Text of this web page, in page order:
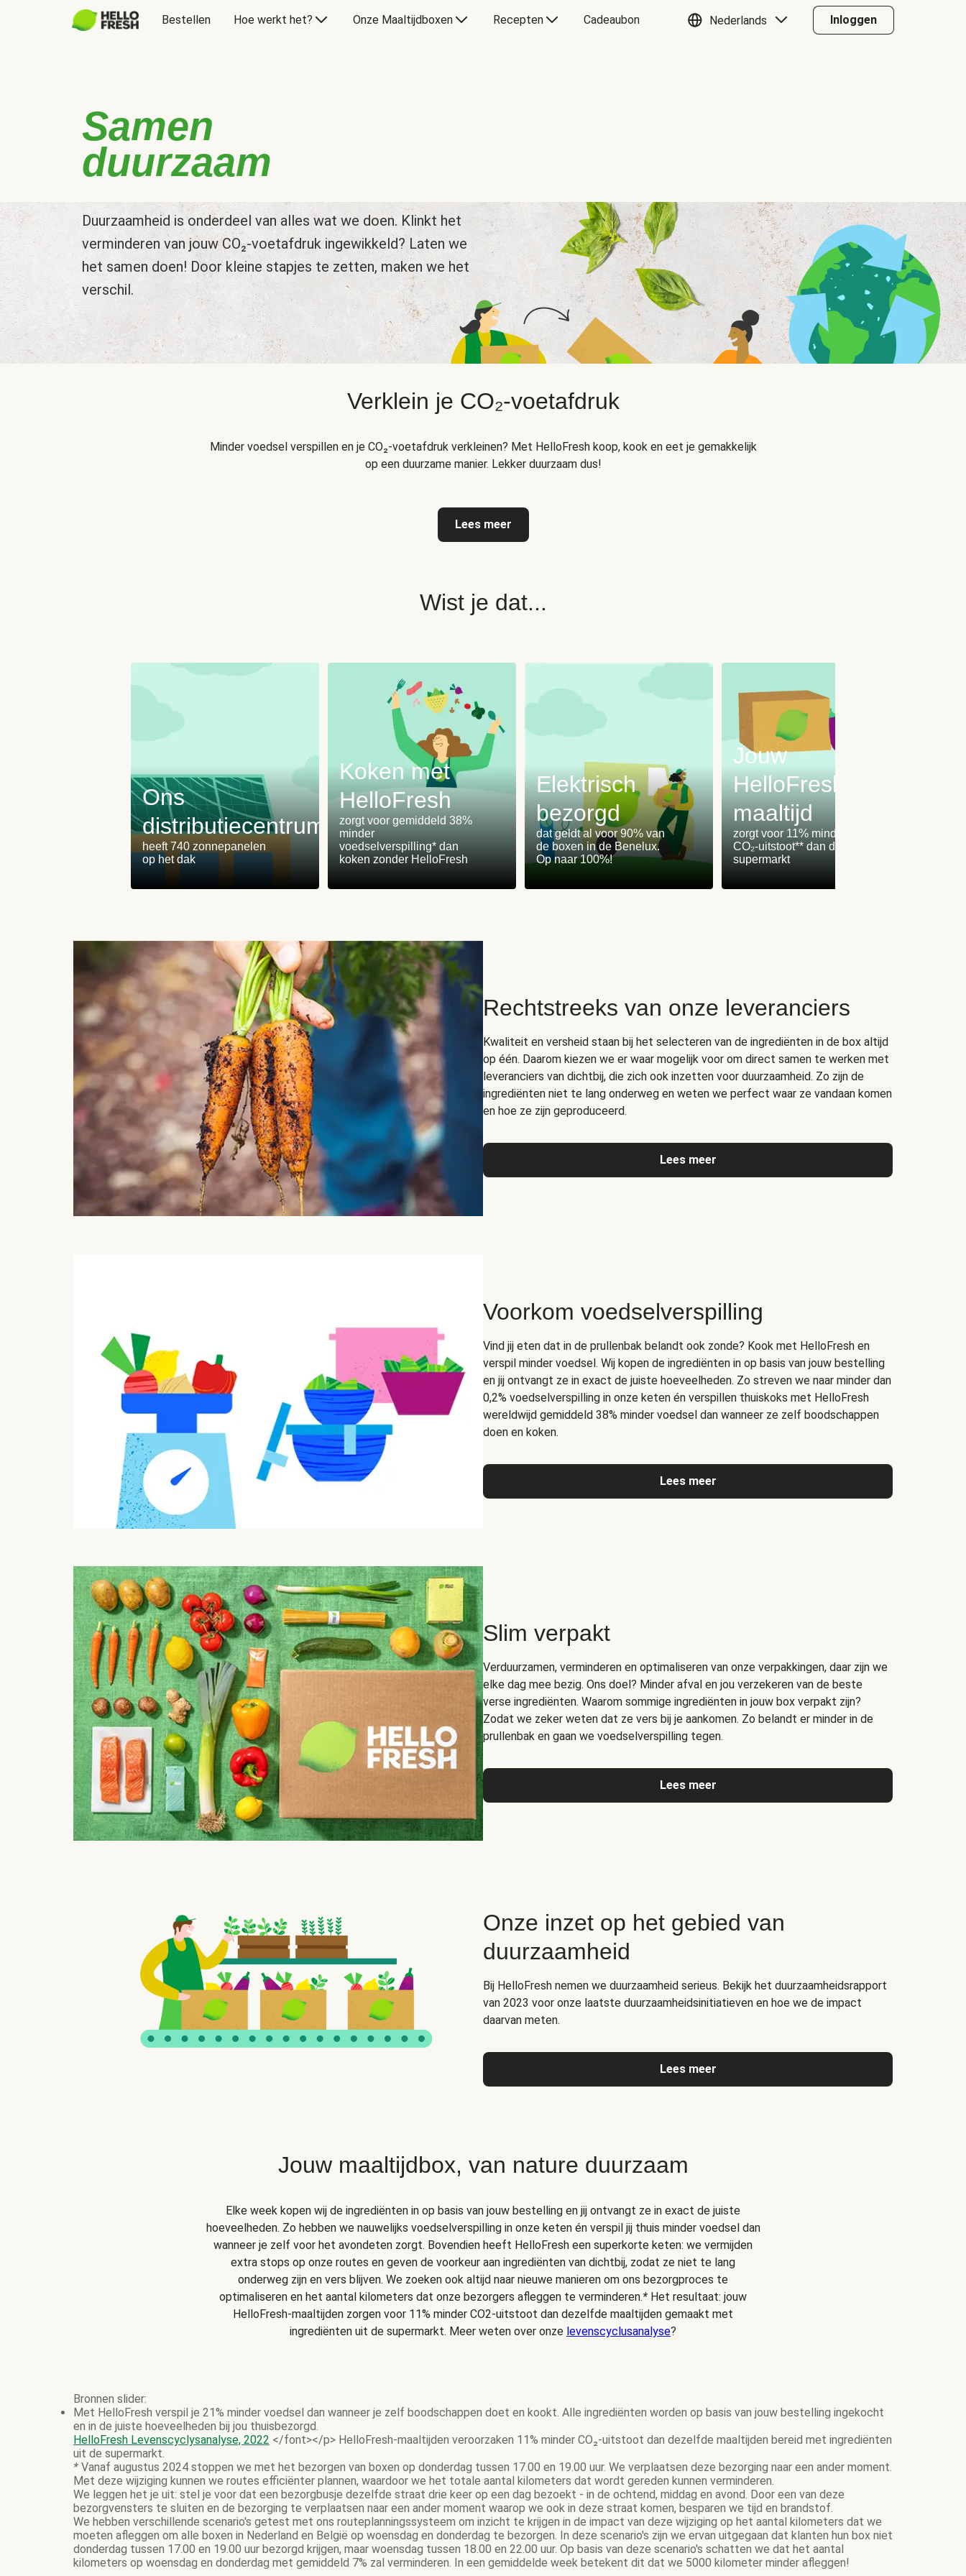
Bestellen Hoe werkt het? Onze Maaltijdboxen Recepten Cadeaubon Nederlands Inloggen
Samen
duurzaam
Duurzaamheid is onderdeel van alles wat we doen. Klinkt het
verminderen van jouw CO₂-voetafdruk ingewikkeld? Laten we
het samen doen! Door kleine stapjes te zetten, maken we het
verschil.
Verklein je CO₂-voetafdruk
Minder voedsel verspillen en je CO₂-voetafdruk verkleinen? Met HelloFresh koop, kook en eet je gemakkelijk
op een duurzame manier. Lekker duurzaam dus!
Lees meer
Wist je dat...
Ons
distributiecentrum
heeft 740 zonnepanelen
op het dak
Koken met
HelloFresh
zorgt voor gemiddeld 38%
minder
voedselverspilling* dan
koken zonder HelloFresh
Elektrisch
bezorgd
dat geldt al voor 90% van
de boxen in de Benelux.
Op naar 100%!
Jouw
HelloFresh-
maaltijd
zorgt voor 11% minder
CO₂-uitstoot** dan de
supermarkt
Rechtstreeks van onze leveranciers
Kwaliteit en versheid staan bij het selecteren van de ingrediënten in de box altijd
op één. Daarom kiezen we er waar mogelijk voor om direct samen te werken met
leveranciers van dichtbij, die zich ook inzetten voor duurzaamheid. Zo zijn de
ingrediënten niet te lang onderweg en weten we perfect waar ze vandaan komen
en hoe ze zijn geproduceerd.
Lees meer
Voorkom voedselverspilling
Vind jij eten dat in de prullenbak belandt ook zonde? Kook met HelloFresh en
verspil minder voedsel. Wij kopen de ingrediënten in op basis van jouw bestelling
en jij ontvangt ze in exact de juiste hoeveelheden. Zo streven we naar minder dan
0,2% voedselverspilling in onze keten én verspillen thuiskoks met HelloFresh
wereldwijd gemiddeld 38% minder voedsel dan wanneer ze zelf boodschappen
doen en koken.
Lees meer
Slim verpakt
Verduurzamen, verminderen en optimaliseren van onze verpakkingen, daar zijn we
elke dag mee bezig. Ons doel? Minder afval en jou verzekeren van de beste
verse ingrediënten. Waarom sommige ingrediënten in jouw box verpakt zijn?
Zodat we zeker weten dat ze vers bij je aankomen. Zo belandt er minder in de
prullenbak en gaan we voedselverspilling tegen.
Lees meer
Onze inzet op het gebied van
duurzaamheid
Bij HelloFresh nemen we duurzaamheid serieus. Bekijk het duurzaamheidsrapport
van 2023 voor onze laatste duurzaamheidsinitiatieven en hoe we de impact
daarvan meten.
Lees meer
Jouw maaltijdbox, van nature duurzaam
Elke week kopen wij de ingrediënten in op basis van jouw bestelling en jij ontvangt ze in exact de juiste
hoeveelheden. Zo hebben we nauwelijks voedselverspilling in onze keten én verspil jij thuis minder voedsel dan
wanneer je zelf voor het avondeten zorgt. Bovendien heeft HelloFresh een superkorte keten: we vermijden
extra stops op onze routes en geven de voorkeur aan ingrediënten van dichtbij, zodat ze niet te lang
onderweg zijn en vers blijven. We zoeken ook altijd naar nieuwe manieren om ons bezorgproces te
optimaliseren en het aantal kilometers dat onze bezorgers afleggen te verminderen.* Het resultaat: jouw
HelloFresh-maaltijden zorgen voor 11% minder CO2-uitstoot dan dezelfde maaltijden gemaakt met
ingrediënten uit de supermarkt. Meer weten over onze levenscyclusanalyse?
Bronnen slider:
Met HelloFresh verspil je 21% minder voedsel dan wanneer je zelf boodschappen doet en kookt. Alle ingrediënten worden op basis van jouw bestelling ingekocht
en in de juiste hoeveelheden bij jou thuisbezorgd.
HelloFresh Levenscyclysanalyse, 2022 </font></p> HelloFresh-maaltijden veroorzaken 11% minder CO₂-uitstoot dan dezelfde maaltijden bereid met ingrediënten
uit de supermarkt.
* Vanaf augustus 2024 stoppen we met het bezorgen van boxen op donderdag tussen 17.00 en 19.00 uur. We verplaatsen deze bezorging naar een ander moment.
Met deze wijziging kunnen we routes efficiënter plannen, waardoor we het totale aantal kilometers dat wordt gereden kunnen verminderen.
We leggen het je uit: stel je voor dat een bezorgbusje dezelfde straat drie keer op een dag bezoekt - in de ochtend, middag en avond. Door een van deze
bezorgvensters te sluiten en de bezorging te verplaatsen naar een ander moment waarop we ook in deze straat komen, besparen we tijd en brandstof.
We hebben verschillende scenario's getest met ons routeplanningssysteem om inzicht te krijgen in de impact van deze wijziging op het aantal kilometers dat we
moeten afleggen om alle boxen in Nederland en België op woensdag en donderdag te bezorgen. In deze scenario's zijn we ervan uitgegaan dat klanten hun box niet
donderdag tussen 17.00 en 19.00 uur bezorgd krijgen, maar woensdag tussen 18.00 en 22.00 uur. Op basis van deze scenario's schatten we dat het aantal
kilometers op woensdag en donderdag met gemiddeld 7% zal verminderen. In een gemiddelde week betekent dit dat we 5000 kilometer minder afleggen!